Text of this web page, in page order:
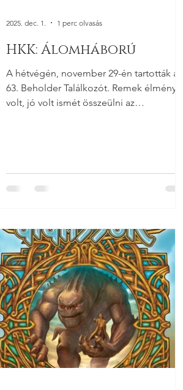
HKK: Álomháború
A hétvégén, november 29-én tartották a
63. Beholder Találkozót. Remek élmény
volt, jó volt ismét összeülni az
nagykiegészítő a Hatalom Kártyáihoz. A
2025-ös év utolsó ilyen csomagja az
álomvilágukra, az ámokban rejlő
varázslatokra fókuszá
2025. dec. 1. 1 perc olvasás